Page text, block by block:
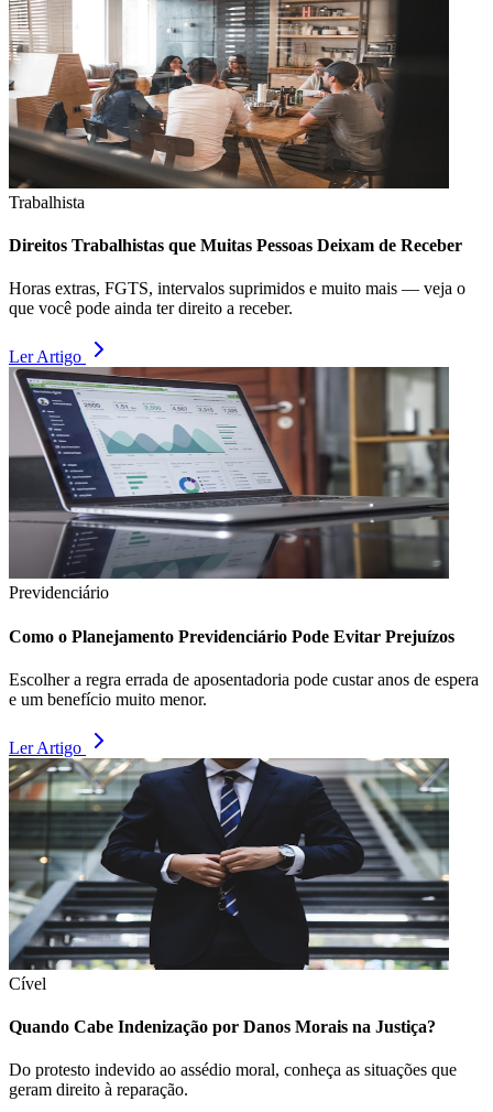
Trabalhista
Direitos Trabalhistas que Muitas Pessoas Deixam de Receber
Horas extras, FGTS, intervalos suprimidos e muito mais — veja o
que você pode ainda ter direito a receber.
Ler Artigo
Previdenciário
Como o Planejamento Previdenciário Pode Evitar Prejuízos
Escolher a regra errada de aposentadoria pode custar anos de espera
e um benefício muito menor.
Ler Artigo
Cível
Quando Cabe Indenização por Danos Morais na Justiça?
Do protesto indevido ao assédio moral, conheça as situações que
geram direito à reparação.